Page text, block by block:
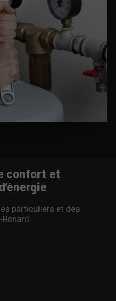
confort et
particuliers et des